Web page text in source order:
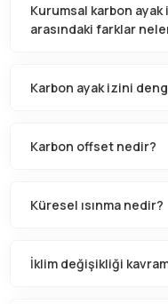
Kurumsal karbon
arasındaki farklar
Karbon ayak izini
Karbon offset nedir?
Küresel ısınma nedir?
İklim değişikliği